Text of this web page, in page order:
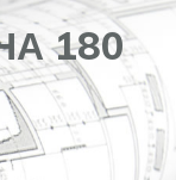
180